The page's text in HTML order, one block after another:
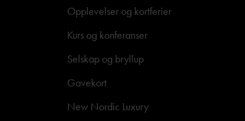
Opplevelser og kortferier
Kurs og konferanser
Selskap og bryllup
Gavekort
New Nordic Luxury